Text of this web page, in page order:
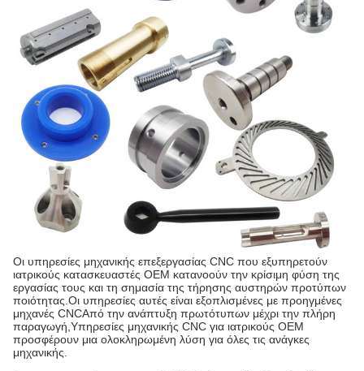
Οι υπηρεσίες μηχανικής επεξεργασίας CNC που εξυπηρετούν
ιατρικούς κατασκευαστές OEM κατανοούν την κρίσιμη φύση της
εργασίας τους και τη σημασία της τήρησης αυστηρών προτύπων
ποιότητας.Οι υπηρεσίες αυτές είναι εξοπλισμένες με προηγμένες
μηχανές CNCΑπό την ανάπτυξη πρωτότυπων μέχρι την πλήρη
παραγωγή,Υπηρεσίες μηχανικής CNC για ιατρικούς OEM
προσφέρουν μια ολοκληρωμένη λύση για όλες τις ανάγκες
μηχανικής.